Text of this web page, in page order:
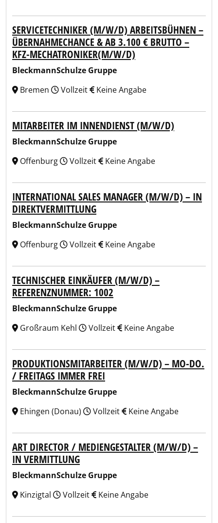
SERVICETECHNIKER (M/W/D) ARBEITSBÜHNEN –
ÜBERNAHMECHANCE & AB 3.100 € BRUTTO –
KFZ-MECHATRONIKER(M/W/D)
BleckmannSchulze Gruppe
Bremen
Vollzeit Keine Angabe
MITARBEITER IM INNENDIENST (M/W/D)
BleckmannSchulze Gruppe
Offenburg
Vollzeit Keine Angabe
INTERNATIONAL SALES MANAGER (M/W/D) – IN
DIREKTVERMITTLUNG
BleckmannSchulze Gruppe
Offenburg
Vollzeit Keine Angabe
TECHNISCHER EINKÄUFER (M/W/D) –
REFERENZNUMMER: 1002
BleckmannSchulze Gruppe
Großraum Kehl
Vollzeit Keine Angabe
PRODUKTIONSMITARBEITER (M/W/D) – MO-DO.
/ FREITAGS IMMER FREI
BleckmannSchulze Gruppe
Ehingen (Donau)
Vollzeit Keine Angabe
ART DIRECTOR / MEDIENGESTALTER (M/W/D) –
IN VERMITTLUNG
BleckmannSchulze Gruppe
Kinzigtal
Vollzeit Keine Angabe